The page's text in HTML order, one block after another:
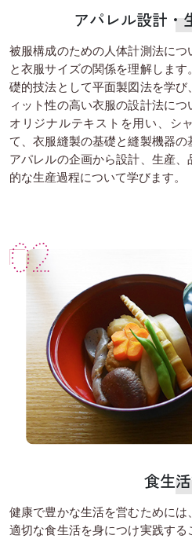
アパレル設計・
被服構成のための人体計測法に
と衣服サイズの関係を理解しま
礎的技法として平面製図法を学
ィット性の高い衣服の設計法に
オリジナルテキストを用い、シ
て、衣服縫製の基礎と縫製機器の
アパレルの企画から設計、生産
的な生産過程について学びます。
食生
健康で豊かな生活を営むために
適切な食生活を身につけ実践す
02